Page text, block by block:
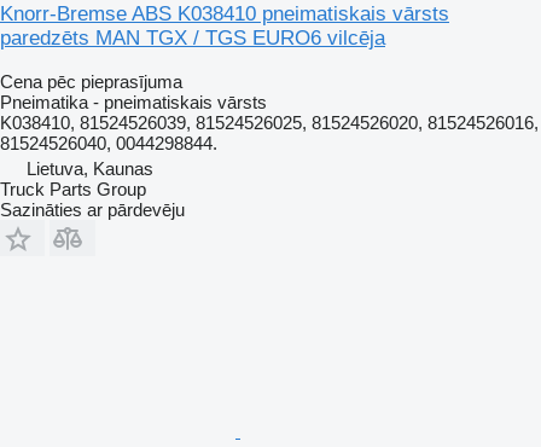
Knorr-Bremse ABS K038410 pneimatiskais vārsts
paredzēts MAN TGX / TGS EURO6 vilcēja
Cena pēc pieprasījuma
Pneimatika - pneimatiskais vārsts
K038410, 81524526039, 81524526025, 81524526020, 81524526016,
81524526040, 0044298844.
Lietuva, Kaunas
Truck Parts Group
Sazināties ar pārdevēju